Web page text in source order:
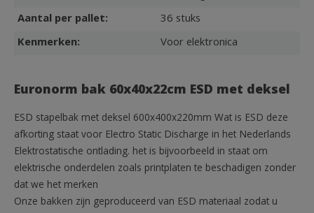
Aantal per pallet:
36 stuks
Kenmerken:
Voor elektronica
Euronorm bak 60x40x22cm ESD met deksel
ESD stapelbak met deksel 600x400x220mm Wat is ESD deze
afkorting staat voor Electro Static Discharge in het Nederlands
Elektrostatische ontlading. het is bijvoorbeeld in staat om
elektrische onderdelen zoals printplaten te beschadigen zonder
dat we het merken
Onze bakken zijn geproduceerd van ESD materiaal zodat u